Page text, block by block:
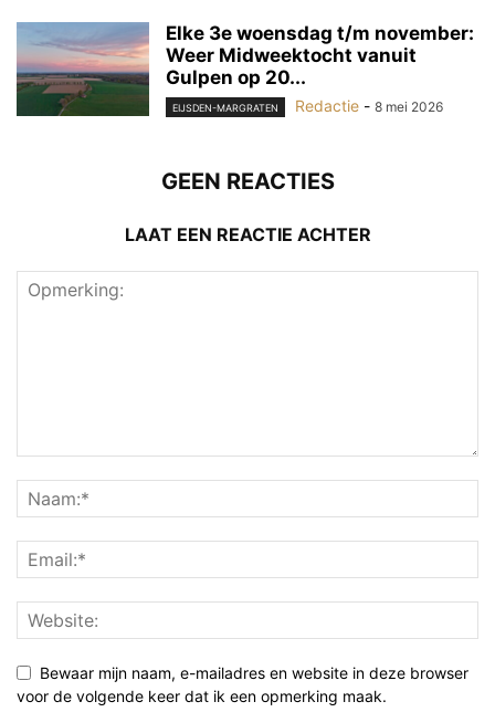
Elke 3e woensdag t/m november:
Weer Midweektocht vanuit
Gulpen op 20...
EIJSDEN-MARGRATEN Redactie - 8 mei 2026
GEEN REACTIES
LAAT EEN REACTIE ACHTER
Bewaar mijn naam, e-mailadres en website in deze browser
voor de volgende keer dat ik een opmerking maak.